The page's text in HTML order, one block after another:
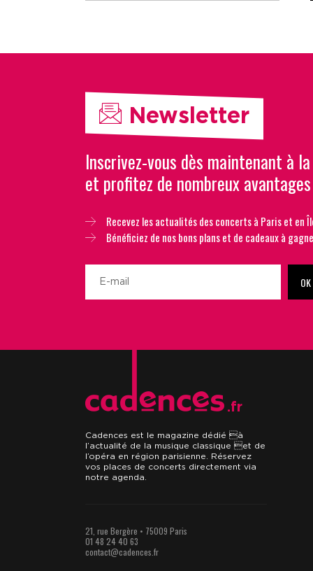
Newsletter
Inscrivez-vous dès maintenant à
et profitez de nombreux avantages
Recevez les actualités des concerts à Paris et en
Bénéficiez de nos bons plans et de cadeaux à
OK
.fr
Cadences est le magazine dédié à
l’actualité de la musique classique et de
l’opéra en région parisienne. Réservez
vos places de concerts directement via
notre agenda.
21, rue Bergère • 75009 Paris
01 48 24 40 63
contact@cadences.fr